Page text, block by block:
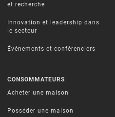
et recherche
Innovation et leadership dans
le secteur
Événements et conférenciers
CONSOMMATEURS
Acheter une maison
Posséder une maison